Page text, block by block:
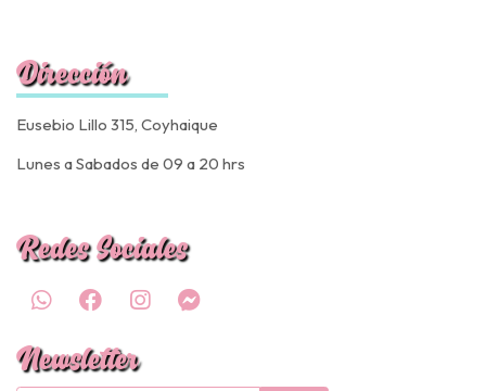
Dirección
Eusebio Lillo 315, Coyhaique
Lunes a Sabados de 09 a 20 hrs
Redes Sociales
Newsletter